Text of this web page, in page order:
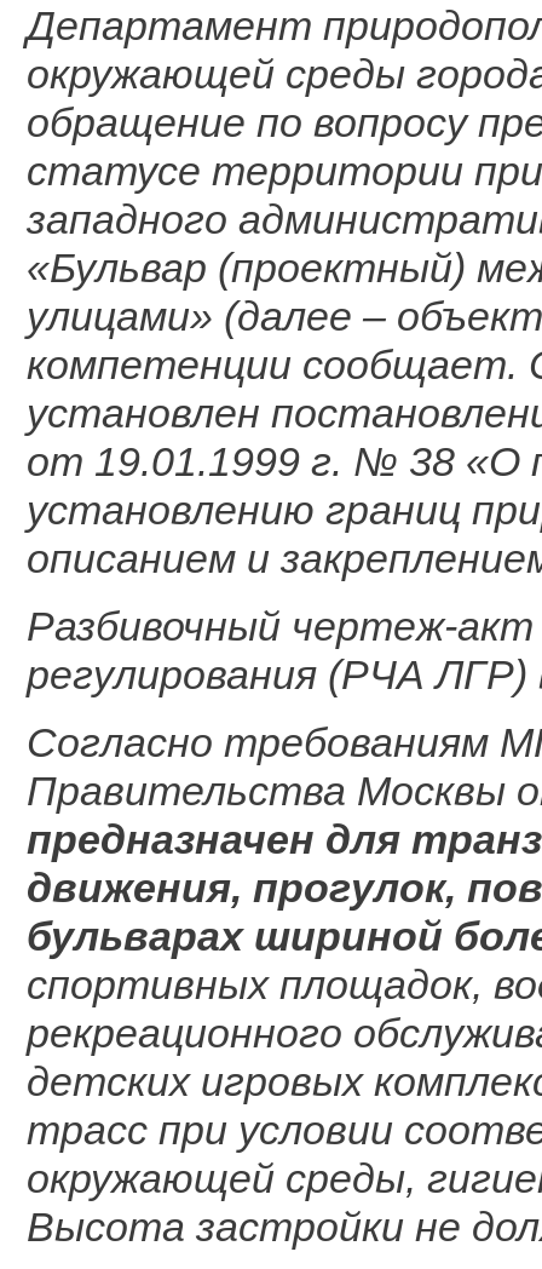
Департамент
окружающей среды
обращение по вопросу
статусе территории
западного
«Бульвар (проектный)
улицами» (далее –
компетенции
установлен
от 19.01.1999 г. № 38 «О
установлению границ
описанием и
Разбивочный чертеж-
регулирования (РЧА ЛГР)
Согласно требованиям
Правительства Москвы
предназначен для
движения, прогулок,
бульварах шириной
спортивных площадок,
рекреационного
детских игровых
трасс при условии
окружающей среды,
Высота застройки не